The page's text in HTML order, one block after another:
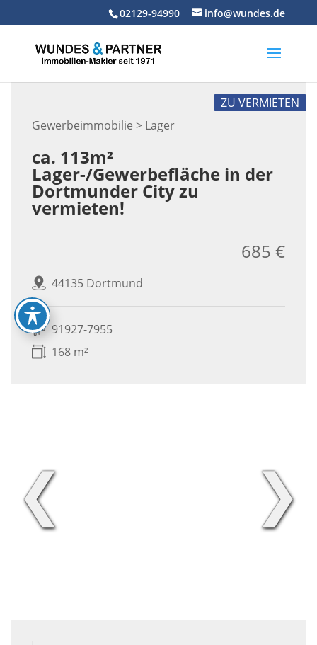
02129-94990 info@wundes.de
Gewerbeimmobilie > Lager
ZU VERMIETEN
ca. 113m²
Lager-/Gewerbefläche in der
Dortmunder City zu
vermieten!
44135 Dortmund
685 €
91927-7955
168 m²
❮ ❯